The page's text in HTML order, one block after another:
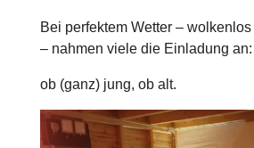
Bei perfektem Wetter –
– nahmen viele die Einladung an:
ob (ganz) jung, ob alt.